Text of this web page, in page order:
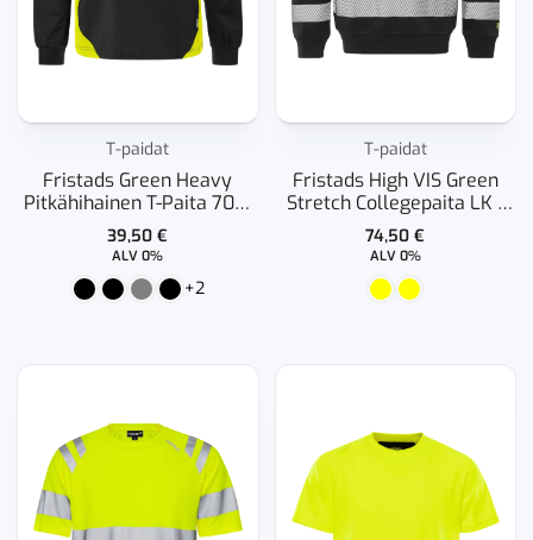
T-paidat
Fristads Green Heavy
Pitkähihainen T-Paita 7071
GTM
39,50€
ALV 0%
+2
T-paidat
Fristads High VIS Green
Stretch Collegepaita LK 1
7530 GKC
74,50€
ALV 0%